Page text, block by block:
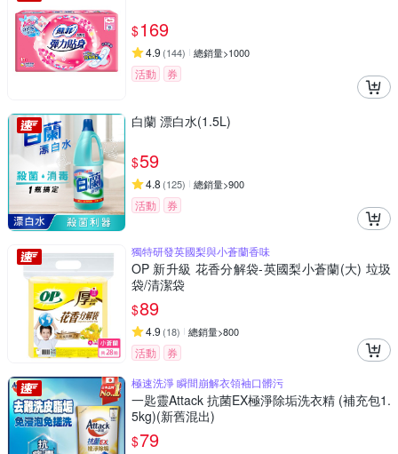
$169
4.9 (144) 總銷量>1000
活動 券
白蘭 漂白水(1.5L)
$59
4.8 (125) 總銷量>900
活動 券
獨特研發英國梨與小蒼蘭香味
OP 新升級 花香分解袋-英國梨小蒼蘭(大) 垃圾
袋/清潔袋
$89
4.9 (18) 總銷量>800
活動
券
極速洗淨 瞬間崩解衣領袖口髒污
一匙靈Attack 抗菌EX極淨除垢洗衣精 (補充包1.
5kg)(新舊混出)
$79